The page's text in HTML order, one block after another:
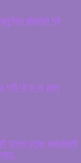
बोहराले गरे
गरी जे’ल च लान
पटक पटक जबर्जस्ती